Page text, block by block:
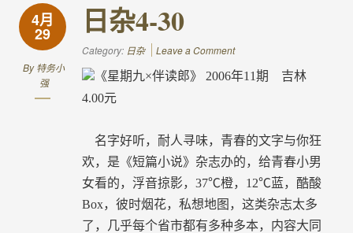
4月
29
By特务小
强
日杂4-30
Category: 日杂
Leave a Comment
《星期九×伴读郎》 2006年11期
吉林
4.00元
名字好听，耐人寻味，青春的文字与你狂
欢，是《短篇小说》杂志办的，给青春小男
女看的，浮音掠影， 37℃橙， 12℃蓝，酷酸
Box，彼时烟花，私想地图，这类杂志太多
了，几乎每个省市都有多种多本，内容大同